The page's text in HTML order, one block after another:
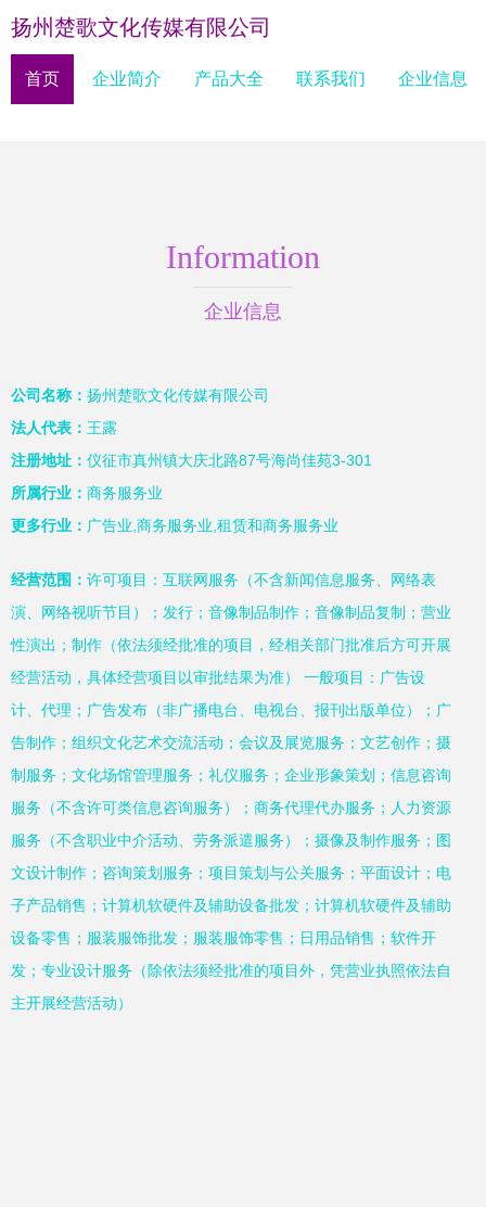
扬州楚歌文化传媒有限公司
首页 企业简介 产品大全 联系我们 企业信息
Information
企业信息
公司名称： 扬州楚歌文化传媒有限公司
法人代表： 王露
注册地址： 仪征市真州镇大庆北路87号海尚佳苑3-301
所属行业： 商务服务业
更多行业： 广告业,商务服务业,租赁和商务服务业
经营范围： 许可项目：互联网服务（不含新闻信息服务、网络表
演、网络视听节目）；发行；音像制品制作；音像制品复制；营业
性演出；制作（依法须经批准的项目，经相关部门批准后方可开展
经营活动，具体经营项目以审批结果为准） 一般项目：广告设
计、代理；广告发布（非广播电台、电视台、报刊出版单位）；广
告制作；组织文化艺术交流活动；会议及展览服务；文艺创作；摄
制服务；文化场馆管理服务；礼仪服务；企业形象策划；信息咨询
服务（不含许可类信息咨询服务）；商务代理代办服务；人力资源
服务（不含职业中介活动、劳务派遣服务）；摄像及制作服务；图
文设计制作；咨询策划服务；项目策划与公关服务；平面设计；电
子产品销售；计算机软硬件及辅助设备批发；计算机软硬件及辅助
设备零售；服装服饰批发；服装服饰零售；日用品销售；软件开
发；专业设计服务（除依法须经批准的项目外，凭营业执照依法自
主开展经营活动）